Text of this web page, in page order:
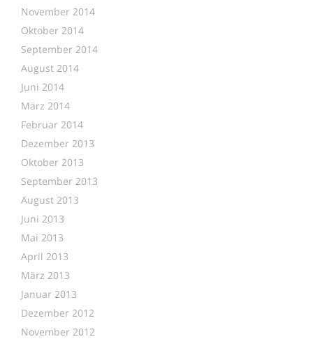
November 2014
Oktober 2014
September 2014
August 2014
Juni 2014
März 2014
Februar 2014
Dezember 2013
Oktober 2013
September 2013
August 2013
Juni 2013
Mai 2013
April 2013
März 2013
Januar 2013
Dezember 2012
November 2012